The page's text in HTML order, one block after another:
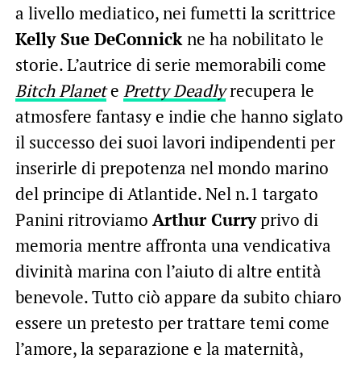
a livello mediatico, nei fumetti la scrittrice
Kelly Sue DeConnickne ha nobilitato le
storie. L’autrice di serie memorabili come
Bitch Planete Pretty Deadlyrecupera le
atmosfere fantasy e indie che hanno siglato
il successo dei suoi lavori indipendenti per
inserirle di prepotenza nel mondo marino
del principe di Atlantide. Nel n.1 targato
Panini ritroviamo Arthur Curryprivo di
memoria mentre affronta una vendicativa
divinità marina con l’aiuto di altre entità
benevole. Tutto ciò appare da subito chiaro
essere un pretesto per trattare temi come
l’amore, la separazione e la maternità,